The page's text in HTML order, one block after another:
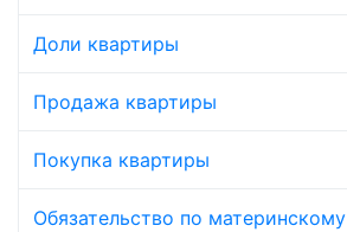
Доли квартиры
Продажа квартиры
Покупка квартиры
Обязательство по материнскому